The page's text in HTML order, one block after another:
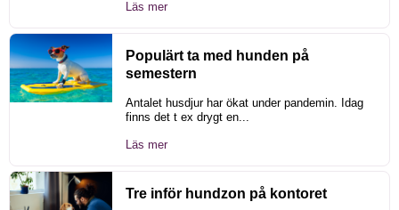
Läs mer
Populärt ta med hunden på
semestern
Antalet husdjur har ökat under pandemin. Idag
finns det t ex drygt en...
Läs mer
Tre inför hundzon på kontoret